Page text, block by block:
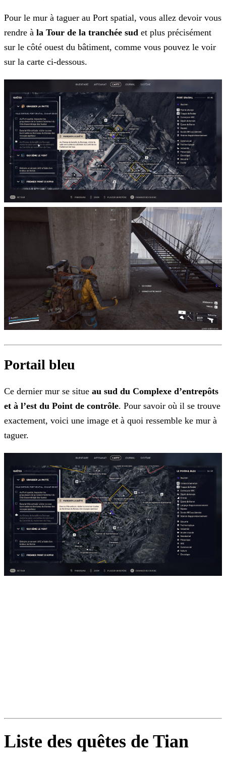
Pour le mur à taguer au Port spatial, vous allez devoir vous
rendre à la Tour de la tranchée sud et plus précisément
sur le côté ouest du bâtiment, comme vous pouvez le voir
sur la carte ci-dessous.
Portail bleu
Ce dernier mur se situe au sud du Complexe d’entrepôts
et à l’est du Point de contrôle. Pour savoir où il se trouve
exactement, voici une image et à quoi ressemble ke mur à
taguer.
Liste des quêtes de Tian